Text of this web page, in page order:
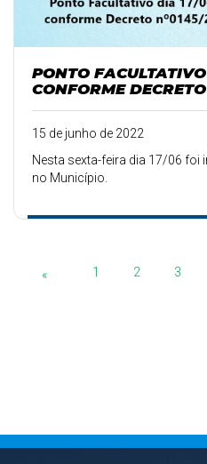
PONTO
CONFORME
15 de junho de 2022
Nesta sexta-feira dia 17/06
no Município.
« 1 2 3